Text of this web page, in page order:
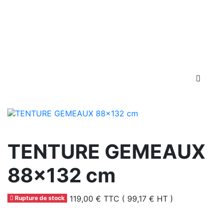
TENTURE GEMEAUX
88x132 cm
Rupture de stock 119,00 € TTC ( 99,17 € HT )